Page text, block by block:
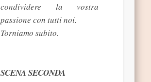
condividere la vostra
passione con tutti noi.
Torniamo subito.
SCENA SECONDA